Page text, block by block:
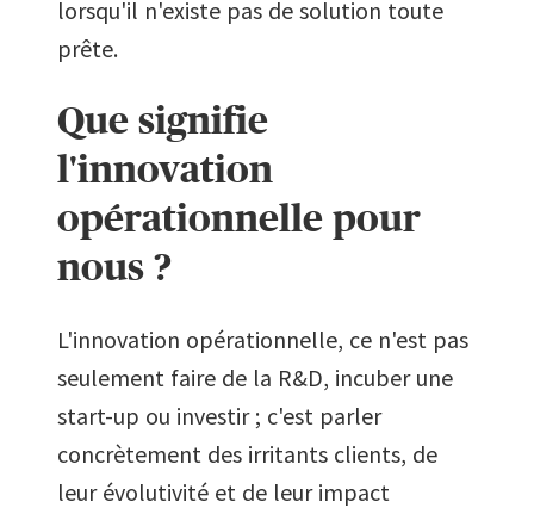
lorsqu'il n'existe pas de solution toute
prête.
Que signifie
l'innovation
opérationnelle pour
nous ?
L'innovation opérationnelle, ce n'est pas
seulement faire de la R&D, incuber une
start-up ou investir ; c'est parler
concrètement des irritants clients, de
leur évolutivité et de leur impact